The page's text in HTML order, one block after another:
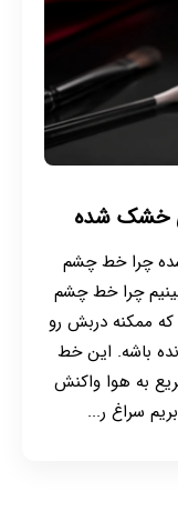
خشک شده
چرا خط چشم
چرا خط چشم
ممکنه دربش رو
باشه. این خط
به هوا واکنش
سراغ ر...